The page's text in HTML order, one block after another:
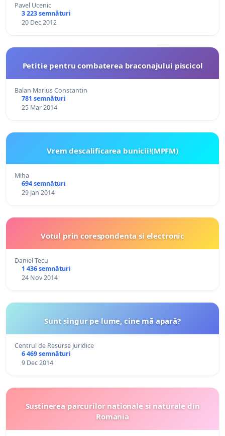
Pavel Ucenic
3 223 semnături
20 Dec 2012
Petitie pentru combaterea braconajului piscicol
Balan Marius Constantin
781 semnături
25 Mar 2014
Vrem descalificarea bunicii!(MPFM)
Miha
694 semnături
29 Jan 2014
Votul prin corespondenta si electronic
Daniel Tecu
1 436 semnături
24 Nov 2014
Sunt singur pe lume, cine mă apară?
Centrul de Resurse Juridice
6 469 semnături
9 Dec 2014
Sustinerea parcurilor nationale si naturale din
Romania